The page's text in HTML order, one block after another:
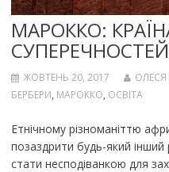
МАРОККО:
СУПЕРЕЧНОСТЕЙ
ЖОВТЕНЬ 20, 2017
БЕРБЕРИ, МАРОККО, ОСВІТА
Етнічному різноманіттю
позаздрити будь-який
стати несподіванкою для